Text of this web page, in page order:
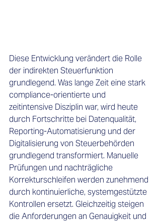
Diese Entwicklung verändert die Rolle
der indirekten Steuerfunktion
grundlegend. Was lange Zeit eine stark
compliance-orientierte und
zeitintensive Disziplin war, wird heute
durch Fortschritte bei Datenqualität,
Reporting-Automatisierung und der
Digitalisierung von Steuerbehörden
grundlegend transformiert. Manuelle
Prüfungen und nachträgliche
Korrekturschleifen werden zunehmend
durch kontinuierliche, systemgestützte
Kontrollen ersetzt. Gleichzeitig steigen
die Anforderungen an Genauigkeit und